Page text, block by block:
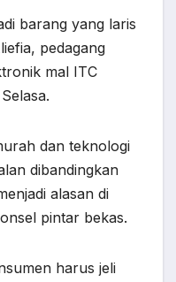
barang yang laris
pedagang
mal ITC
dan teknologi
dibandingkan
alasan di
pintar bekas.
harus jeli